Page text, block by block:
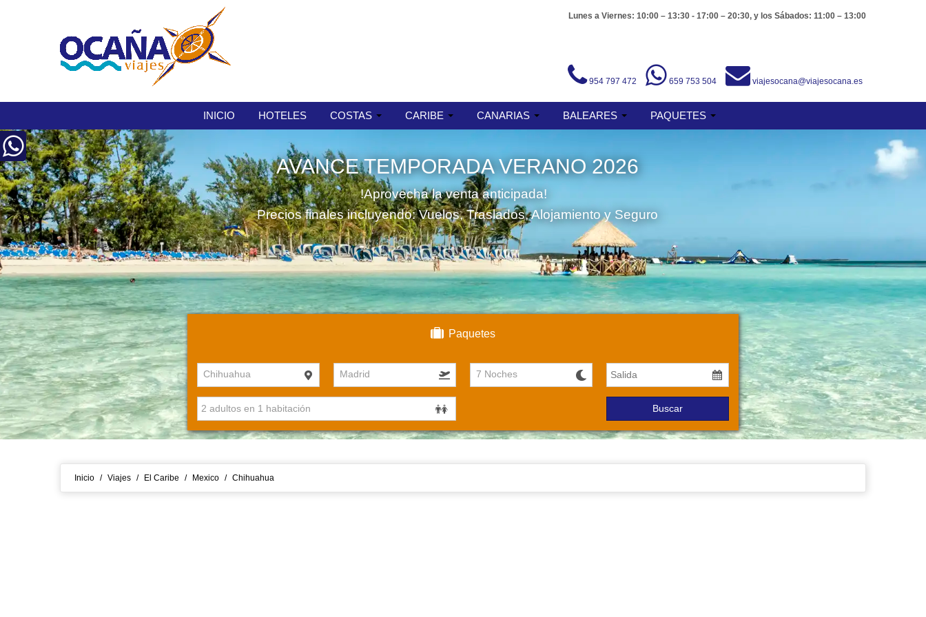
Lunes a Viernes: 10:00 – 13:30 - 17:00 – 20:30, y los Sábados: 11:00 – 13:00
954 797 472 659 753 504 viajesocana@viajesocana.es
INICIO HOTELES COSTAS CARIBE CANARIAS BALEARES PAQUETES
AVANCE TEMPORADA VERANO 2026
!Aprovecha la venta anticipada!
Precios finales incluyendo: Vuelos, Traslados, Alojamiento y Seguro
Paquetes
Chihuahua Madrid 7 Noches
Buscar
Inicio / Viajes / El Caribe / Mexico / Chihuahua